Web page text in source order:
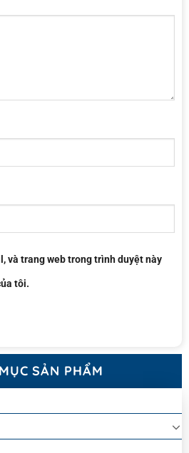
và trang web trong trình duyệt này
tôi.
SẢN PHẨM